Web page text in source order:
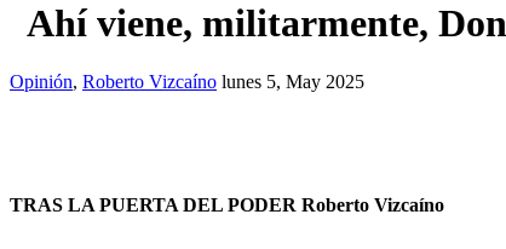
Ahí viene, militarmente,
Opinión, Roberto Vizcaíno lunes 5, May 2025
TRAS LA PUERTA DEL PODER Roberto Vizcaíno